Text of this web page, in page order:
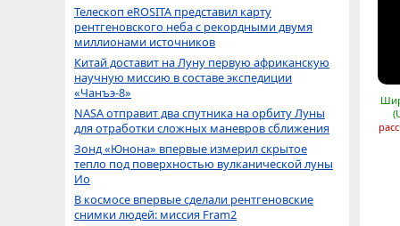
Телескоп eROSITA представил карту
рентгеновского неба с рекордными двумя
миллионами источников
Китай доставит на Луну первую африканскую
научную миссию в составе экспедиции
«Чанъэ-8»
NASA отправит два спутника на орбиту Луны
для отработки сложных маневров сближения
Зонд «Юнона» впервые измерил скрытое
тепло под поверхностью вулканической луны
Ио
В космосе впервые сделали рентгеновские
снимки людей: миссия Fram2